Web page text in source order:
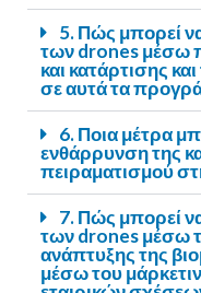
5. Πώς μπορεί
των drones μέσω
και κατάρτισης
σε αυτά τα
6. Ποια μέτρα
ενθάρρυνση της
πειραματισμού
7. Πώς μπορεί
των drones μέσω
ανάπτυξης της
μέσω του